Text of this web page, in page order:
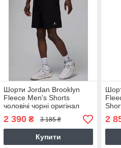
Шорти Jordan Brooklyn
Fleece Men's Shorts
чоловічі чорні оригінал
2 390₴ 3 185 ₴
Купити
2